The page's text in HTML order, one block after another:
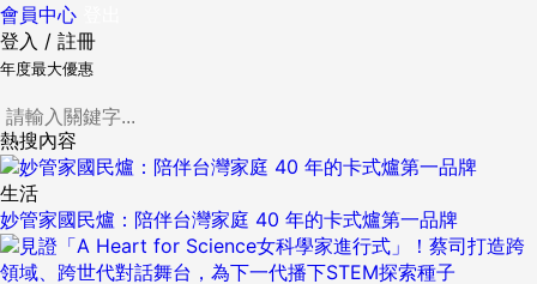
會員中心
登入 / 註冊
年度最大優惠
熱搜內容
生活
妙管家國民爐：陪伴台灣家庭 40 年的卡式爐第一品牌